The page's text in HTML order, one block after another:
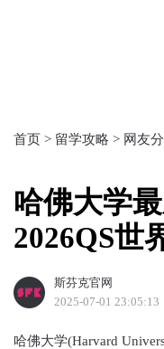
首页 > 留学攻略 > 网友
哈佛大学
2026QS世
斯芬克官网
2025-07-01 23:05:13
哈佛大学(Harvard